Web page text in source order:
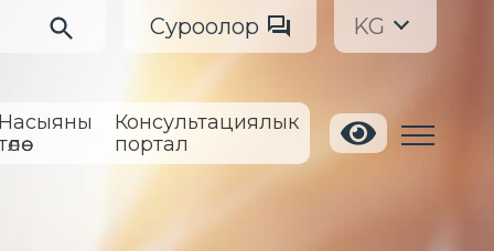
Суроолор KG
Насыяны
Консультациялык
портал